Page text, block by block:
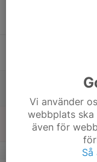
Vi använder
webbplats ska
även för